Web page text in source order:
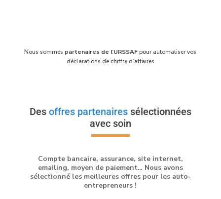
Nous sommes partenaires de l’URSSAFpour automatiser vos
déclarations de chiffre d’affaires
Des offres partenairessélectionnées
avec soin
Compte bancaire, assurance, site internet,
emailing, moyen de paiement… Nous avons
sélectionné les meilleures offres pour les auto-
entrepreneurs !